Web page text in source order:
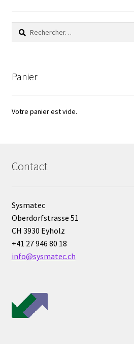
Analyse microbiologique
Armoires antidéflagrantes EX
Automation avec Labvision
Bain-marie et thermostat
Bains à ultrasons
Bioréacteur
Rechercher :
Panier
Votre panier est vide.
Contact
Sysmatec
Oberdorfstrasse 51
CH 3930 Eyholz
+41 27 946 80 18
info@sysmatec.ch